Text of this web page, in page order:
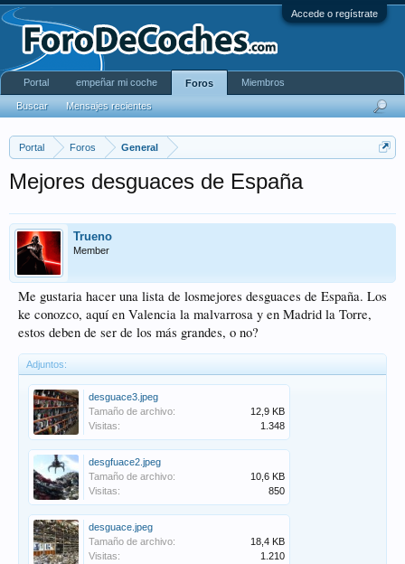
Accede o regístrate
Portal Foros General
Mejores desguaces de España
Trueno
Member
Me gustaria hacer una lista de losmejores desguaces de España. Los
ke conozco, aquí en Valencia la malvarrosa y en Madrid la Torre,
estos deben de ser de los más grandes, o no?
Adjuntos:
desguace3.jpeg
Tamaño de archivo:
12,9 KB
Visitas:
1.348
desgfuace2.jpeg
Tamaño de archivo:
10,6 KB
Visitas:
850
desguace.jpeg
Tamaño de archivo:
18,4 KB
Visitas:
1.210
Portal empeñar mi coche Foros
Buscar Mensajes recientes
Miembros